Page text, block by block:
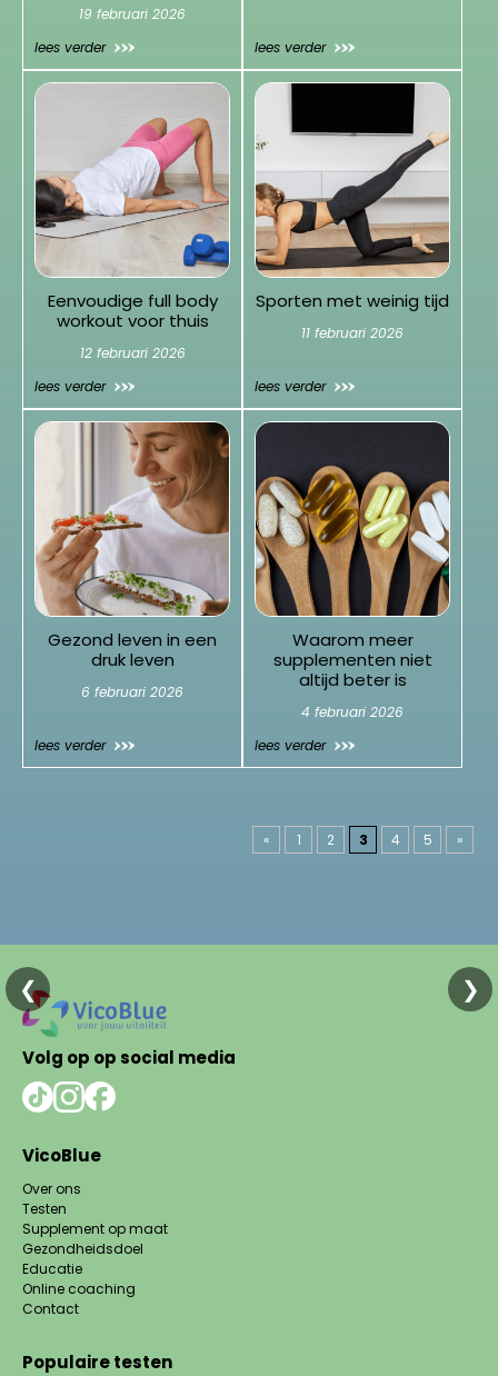
19 februari 2026
lees verder
lees verder
Eenvoudige full body
workout voor thuis
12 februari 2026
lees verder
Sporten met weinig tijd
11 februari 2026
lees verder
Gezond leven in een
druk leven
6 februari 2026
lees verder
Waarom meer
supplementen niet
altijd beter is
4 februari 2026
lees verder
« 1 2 3 4 5 »
❮ ❯
Volg op op social media
VicoBlue
Over ons
Testen
Supplement op maat
Gezondheidsdoel
Educatie
Online coaching
Contact
Populaire testen